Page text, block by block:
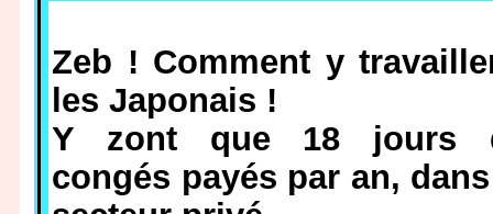
Zeb ! Comment y
les Japonais !
Y zont que 18 jours
congés payés par an,